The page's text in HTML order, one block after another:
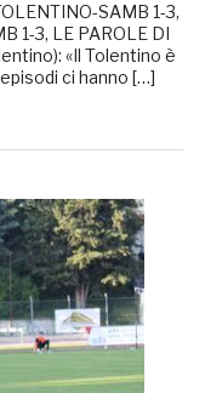
SAMB 1-3,
1-3, LE PAROLE DI
«Il Tolentino è
ci hanno […]